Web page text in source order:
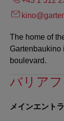
The home of
Gartenbaukino
boulevard.
バリア
メインエント